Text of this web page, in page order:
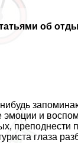
об
эмоции и
преподнести
глаза